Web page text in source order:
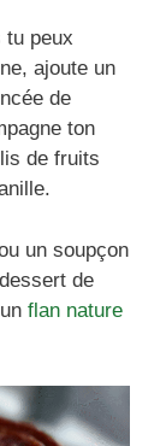
tu peux
ajoute un
de
ton
de fruits
un soupçon
de
flan nature